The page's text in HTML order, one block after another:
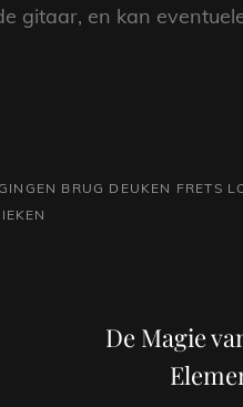
gitaar, en kan
BRUG DEUKEN FRETS
berichtDe Magie